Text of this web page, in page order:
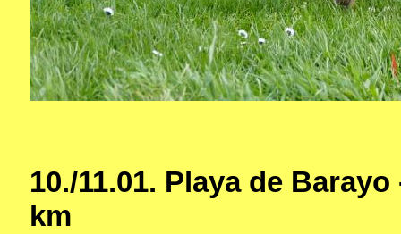
10./11.01. Playa de
km